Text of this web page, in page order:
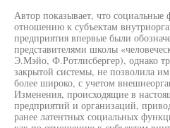
Автор показывает, что
отношению к субъектам
предприятия впервые были
представителями школы
Э.Мэйо, Ф.Ротлисбергер), однако
закрытой системы, не позволила
более широко, с учетом
Изменения, происходящие в
предприятий и организаций,
ранее латентных социальных